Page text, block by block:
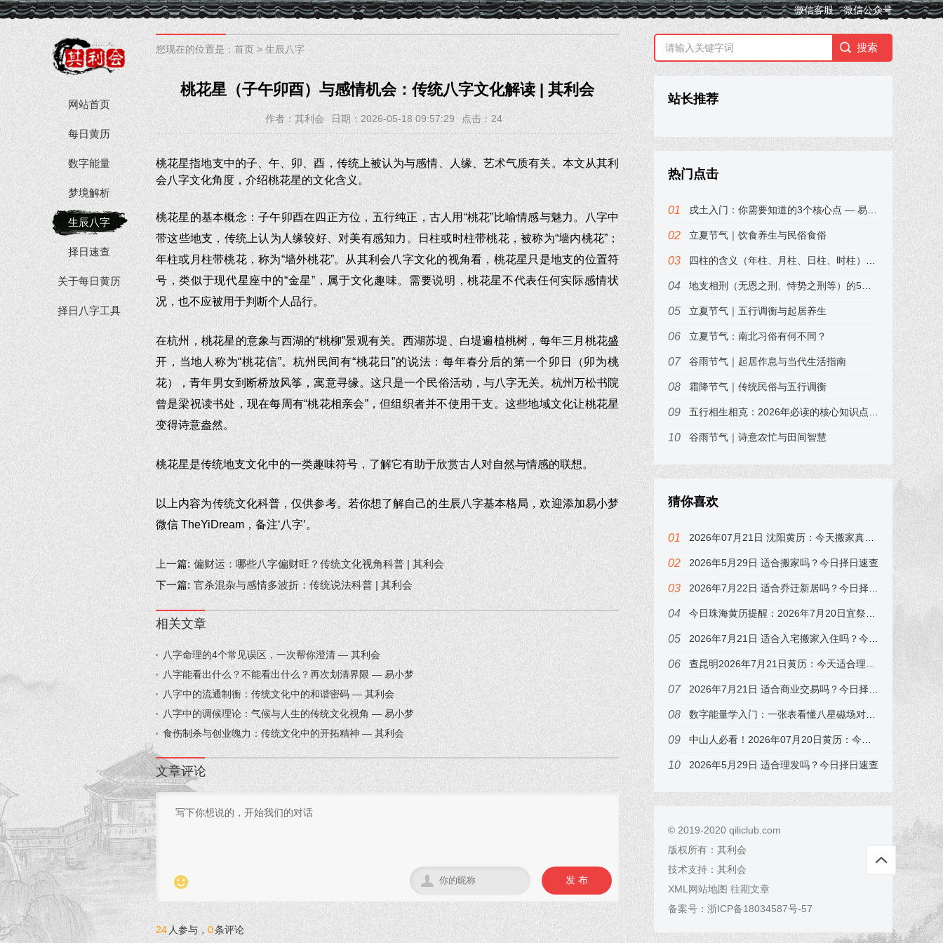
微信客服 微信公众号
网站首页
每日黄历
数字能量
梦境解析
生辰八字
择日速查
关于每日黄历
择日八字工具
您现在的位置是： 首页 > 生辰八字
桃花星（子午卯酉）与感情机会：传统八字文化解读 | 其利会
作者：其利会 日期：2026-05-18 09:57:29 点击： 24
桃花星指地支中的子、午、卯、酉，传统上被认为与感情、人缘、艺术气质有关。本文从其利
会八字文化角度，介绍桃花星的文化含义。
桃花星的基本概念：子午卯酉在四正方位，五行纯正，古人用“桃花”比喻情感与魅力。八字中
带这些地支，传统上认为人缘较好、对美有感知力。日柱或时柱带桃花，被称为“墙内桃花”；
年柱或月柱带桃花，称为“墙外桃花”。从其利会八字文化的视角看，桃花星只是地支的位置符
号，类似于现代星座中的“金星”，属于文化趣味。需要说明，桃花星不代表任何实际感情状
况，也不应被用于判断个人品行。
在杭州，桃花星的意象与西湖的“桃柳”景观有关。西湖苏堤、白堤遍植桃树，每年三月桃花盛
开，当地人称为“桃花信”。杭州民间有“桃花日”的说法：每年春分后的第一个卯日（卯为桃
花），青年男女到断桥放风筝，寓意寻缘。这只是一个民俗活动，与八字无关。杭州万松书院
曾是梁祝读书处，现在每周有“桃花相亲会”，但组织者并不使用干支。这些地域文化让桃花星
变得诗意盎然。
桃花星是传统地支文化中的一类趣味符号，了解它有助于欣赏古人对自然与情感的联想。
以上内容为传统文化科普，仅供参考。若你想了解自己的生辰八字基本格局，欢迎添加易小梦
微信 TheYiDream，备注‘八字’。
上一篇: 偏财运：哪些八字偏财旺？传统文化视角科普 | 其利会
下一篇: 官杀混杂与感情多波折：传统说法科普 | 其利会
相关文章
八字命理的4个常见误区，一次帮你澄清 — 其利会
八字能看出什么？不能看出什么？再次划清界限 — 易小梦
八字中的流通制衡：传统文化中的和谐密码 — 其利会
八字中的调候理论：气候与人生的传统文化视角 — 易小梦
食伤制杀与创业魄力：传统文化中的开拓精神 — 其利会
文章评论
 发 布

24 人参与， 0条评论
站长推荐
热门点击
戌土入门：你需要知道的3个核心点 — 易小梦
立夏节气｜饮食养生与民俗食俗
四柱的含义（年柱、月柱、日柱、时柱）——易小梦带你3分钟入门
地支相刑（无恩之刑、恃势之刑等）的5个经典说法 — 其利会
立夏节气｜五行调衡与起居养生
立夏节气：南北习俗有何不同？
谷雨节气｜起居作息与当代生活指南
霜降节气｜传统民俗与五行调衡
五行相生相克：2026年必读的核心知识点，易小梦为你划重点
谷雨节气｜诗意农忙与田间智慧
猜你喜欢
2026年07月21日 沈阳黄历：今天搬家真的好吗？属狗的注意了
2026年5月29日 适合搬家吗？今日择日速查
2026年7月22日 适合乔迁新居吗？今日择日速查，属龙的注意
今日珠海黄历提醒：2026年7月20日宜祭祀，冲鸡，下午子时最吉利
2026年7月21日 适合入宅搬家入住吗？今日择日速查，属兔的注意
查昆明2026年7月21日黄历：今天适合理发吗？宜祭祀祈福，答案来了
2026年7月21日 适合商业交易吗？今日择日速查，属兔的注意
数字能量学入门：一张表看懂八星磁场对财运、事业、感情、健康的影响（附真实手机号案例）
中山人必看！2026年07月20日黄历：今天开业选几点？吉时表
2026年5月29日 适合理发吗？今日择日速查
© 2019-2020 qiliclub.com
版权所有： 其利会
技术支持： 其利会
XML网站地图 往期文章
备案号： 浙ICP备18034587号-57